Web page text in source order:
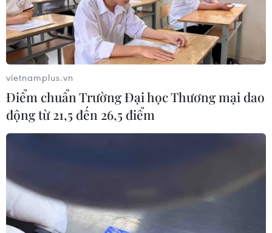
vietnamplus.vn
Điểm chuẩn Trường Đại học Thương mại dao
động từ 21,5 đến 26,5 điểm